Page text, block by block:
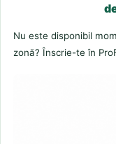
Nu este disponibil
zonă? Înscrie-te în